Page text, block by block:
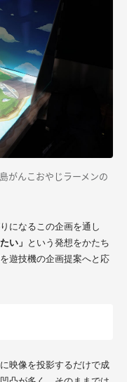
がんこおやじラーメンの
になるこの企画を通し
い」 という発想をかたち
遊技機の企画提案へと応
映像を投影するだけで成